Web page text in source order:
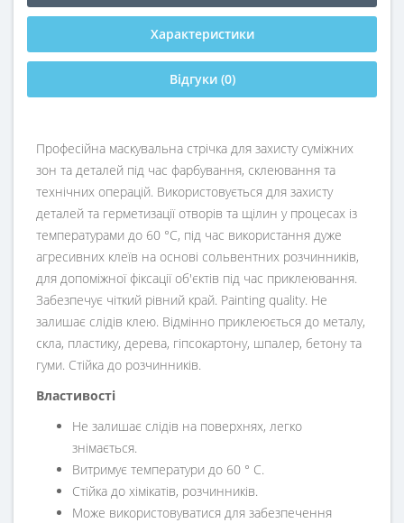
Характеристики
Відгуки (0)
Професійна маскувальна стрічка для захисту суміжних
зон та деталей під час фарбування, склеювання та
технічних операцій. Використовується для захисту
деталей та герметизації отворів та щілин у процесах із
температурами до 60 °С, під час використання дуже
агресивних клеїв на основі сольвентних розчинників,
для допоміжної фіксації об'єктів під час приклеювання.
Забезпечує чіткий рівний край. Painting quality. Не
залишає слідів клею. Відмінно приклеюється до металу,
скла, пластику, дерева, гіпсокартону, шпалер, бетону та
гуми. Стійка до розчинників.
Властивості
Не залишає слідів на поверхнях, легко
знімається.
Витримує температури до 60 ° С.
Стійка до хімікатів, розчинників.
Може використовуватися для забезпечення